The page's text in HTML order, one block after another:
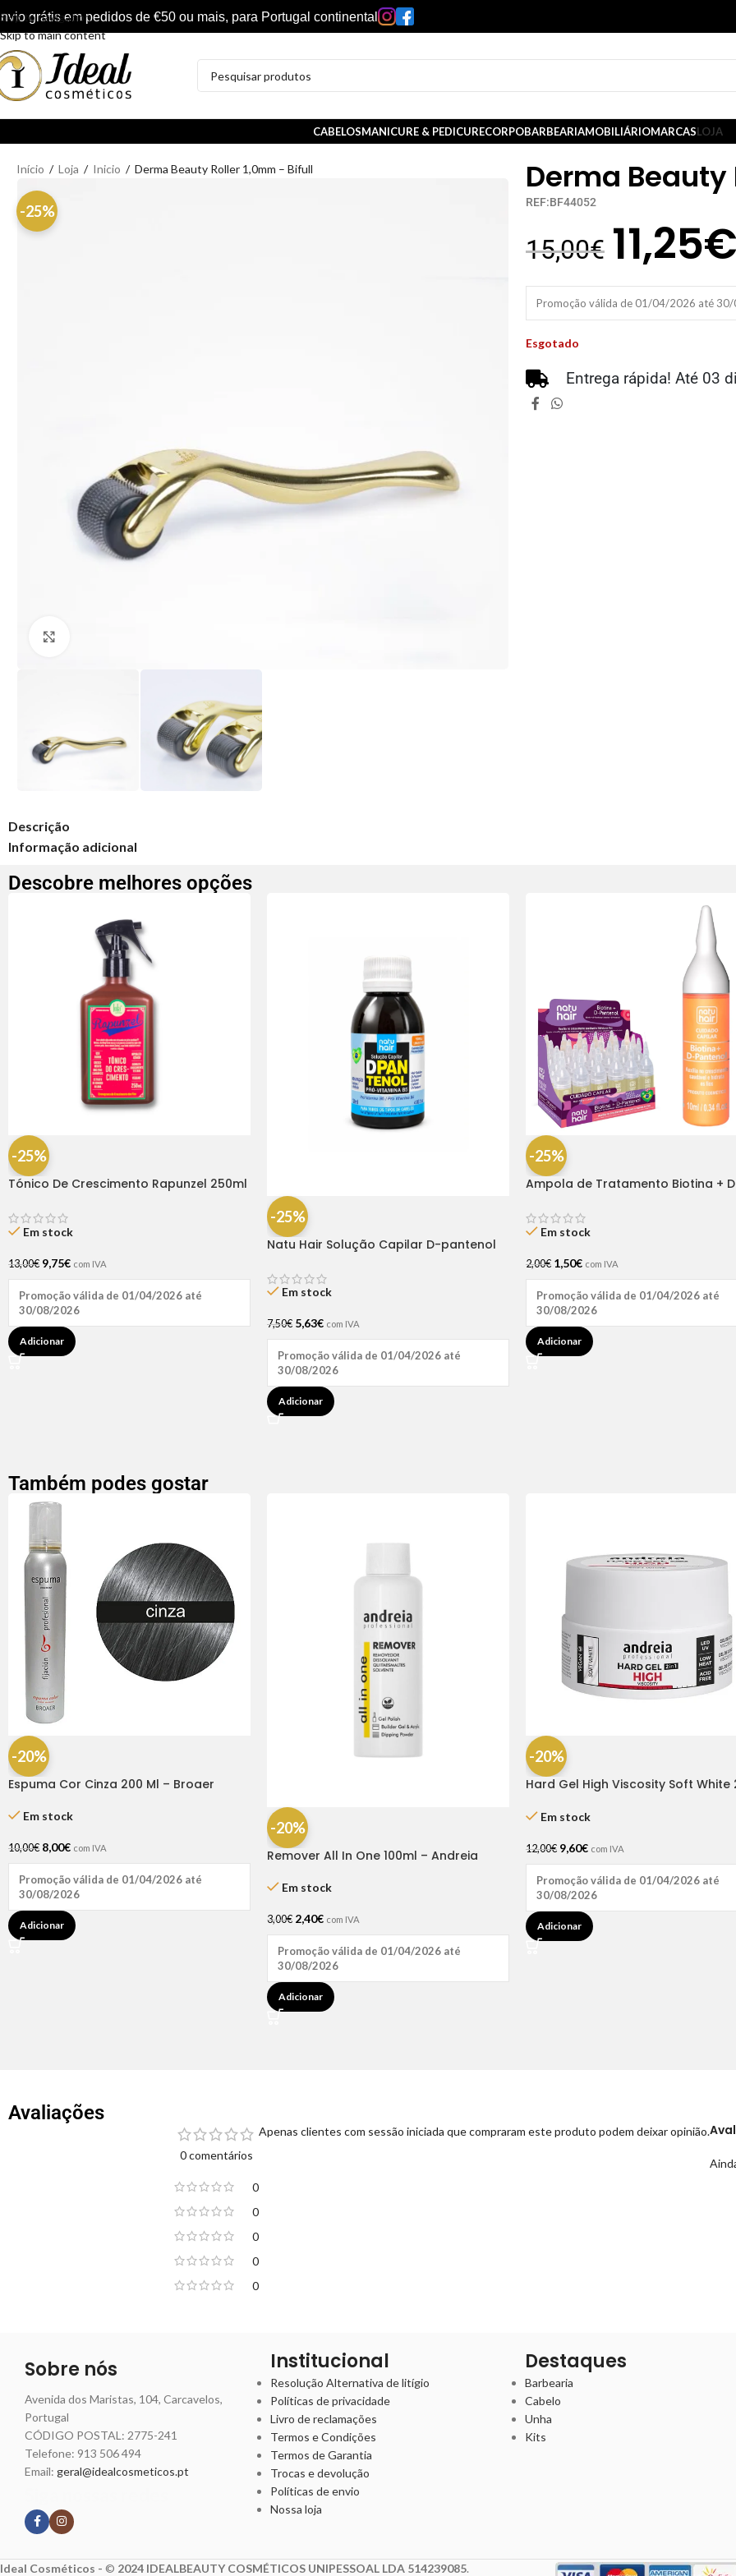
Skip to navigation
Skip to main content
grátis em pedidos de €50 ou mais, para Portugal continental
CABELOSMANICURE & PEDICURECORPOBARBEARIAMOBILIÁRIOMARCASLOJA
Início / Loja / Inicio / Derma Beauty Roller 1,0mm – Bifull
-25%
Derma Beauty
REF:BF44052
15,00€ 11,25€
Promoção válida de 01/04/2026 até
Esgotado
Entrega rápida! Até 03
Descrição
Informação adicional
Descobre melhores opções
-25%
Tónico De Crescimento Rapunzel 250ml
Em stock
13,00€ 9,75€ com IVA
Promoção válida de 01/04/2026 até
30/08/2026
Adicionar
-25%
Natu Hair Solução Capilar D-pantenol
Em stock
7,50€ 5,63€ com IVA
Promoção válida de 01/04/2026 até
30/08/2026
Adicionar
-25%
Ampola de Tratamento Biotina +
Em stock
2,00€ 1,50€ com IVA
Promoção válida de 01/04/2026 até
30/08/2026
Adicionar
Também podes gostar
-20%
Espuma Cor Cinza 200 Ml – Broaer
Em stock
10,00€ 8,00€ com IVA
Promoção válida de 01/04/2026 até
30/08/2026
Adicionar
-20%
Remover All In One 100ml – Andreia
Em stock
3,00€ 2,40€ com IVA
Promoção válida de 01/04/2026 até
30/08/2026
Adicionar
-20%
Hard Gel High Viscosity Soft White
Em stock
12,00€ 9,60€ com IVA
Promoção válida de 01/04/2026 até
30/08/2026
Adicionar
Avaliações
0 comentários
0
0
0
0
0
Apenas clientes com sessão iniciada que compraram este produto podem deixar opinião.
Sobre nós
Avenida dos Maristas, 104, Carcavelos,
Portugal
CÓDIGO POSTAL: 2775-241
Telefone: 913 506 494
Email: geral@idealcosmeticos.pt
Institucional
Resolução Alternativa de litígio
Políticas de privacidade
Livro de reclamações
Termos e Condições
Termos de Garantia
Trocas e devolução
Políticas de envio
Nossa loja
Destaques
Barbearia
Cabelo
Unha
Kits
Ideal Cosméticos - © 2024 IDEALBEAUTY COSMÉTICOS UNIPESSOAL LDA 514239085.